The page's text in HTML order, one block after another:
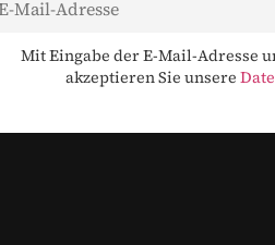
Mit Eingabe der E-Mail-Adresse
akzeptieren Sie unsere